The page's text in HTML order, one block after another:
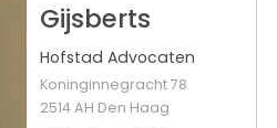
Gijsberts
Hofstad Advocaten
Koninginnegracht 78
2514 AH Den Haag